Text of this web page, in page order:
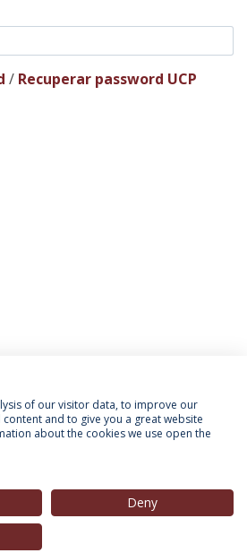
/ Recuperar password UCP
of our visitor data, to improve our
and to give you a great website
about the cookies we use open the
Deny